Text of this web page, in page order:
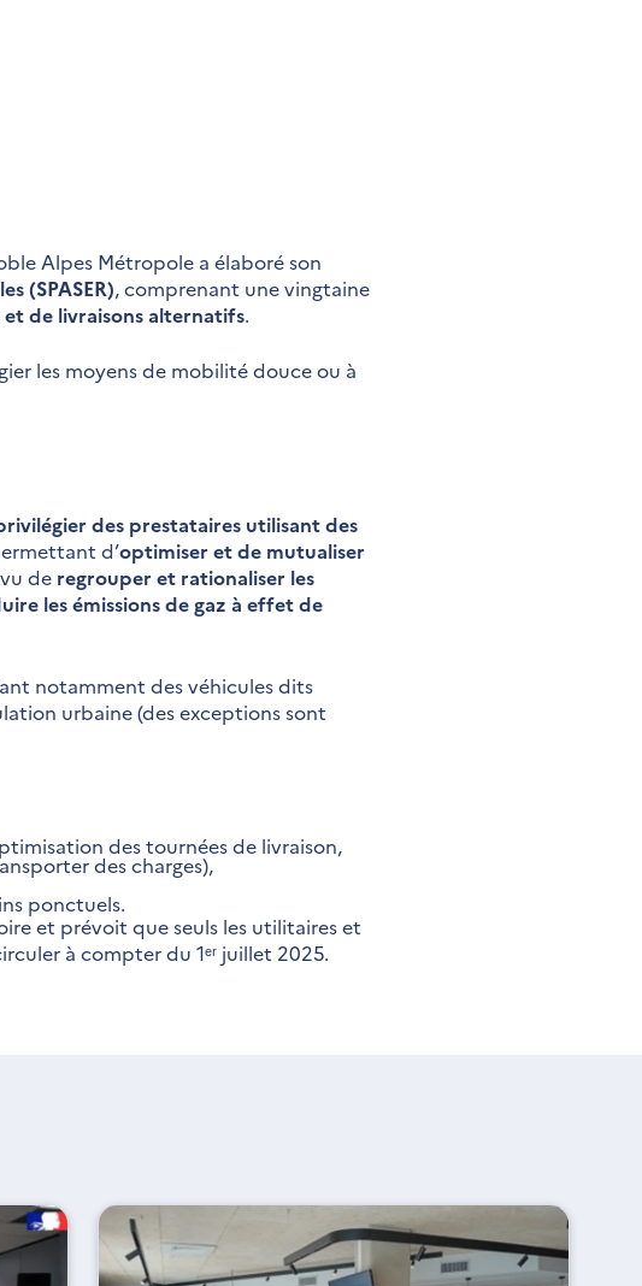
Alpes Métropole a élaboré son
(SPASER), comprenant une vingtaine
de livraisons alternatifs.
les moyens de mobilité douce ou à
des prestataires utilisant des
d’optimiser et de mutualiser
de regrouper et rationaliser les
les émissions de gaz à effet de
notamment des véhicules dits
urbaine (des exceptions sont
des tournées de livraison,
des charges),
ponctuels.
et prévoit que seuls les utilitaires et
à compter du 1ᵉʳ juillet 2025.